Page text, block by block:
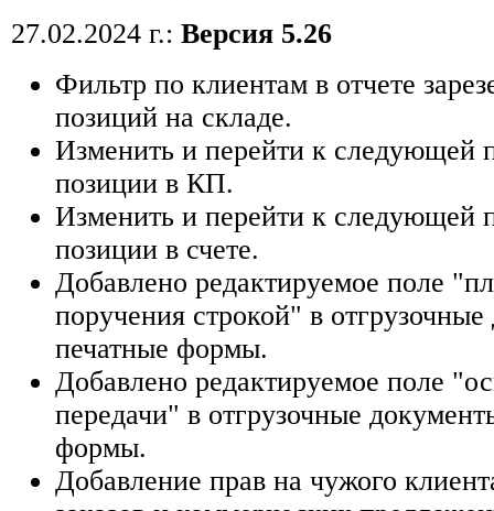
27.02.2024 г.: Версия 5.26
Фильтр по клиентам в отчете
позиций на складе.
Изменить и перейти к следующей
позиции в КП.
Изменить и перейти к следующей
позиции в счете.
Добавлено редактируемое поле
поручения строкой" в
печатные формы.
Добавлено редактируемое поле
передачи" в отгрузочные
формы.
Добавление прав на чужого